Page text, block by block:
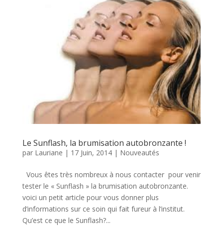
Le Sunflash, la brumisation autobronzante !
par Lauriane | 17 Juin, 2014| Nouveautés
Vous êtes très nombreux à nous contacter pour venir
tester le « Sunflash » la brumisation autobronzante.
voici un petit article pour vous donner plus
d’informations sur ce soin qui fait fureur à l’institut.
Qu’est ce que le Sunflash?...